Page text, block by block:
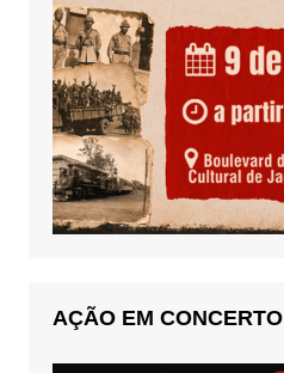
AÇÃO EM CONCERTO